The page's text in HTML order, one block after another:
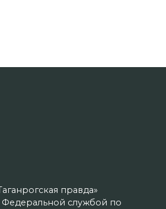
правда»
Федеральной службой по